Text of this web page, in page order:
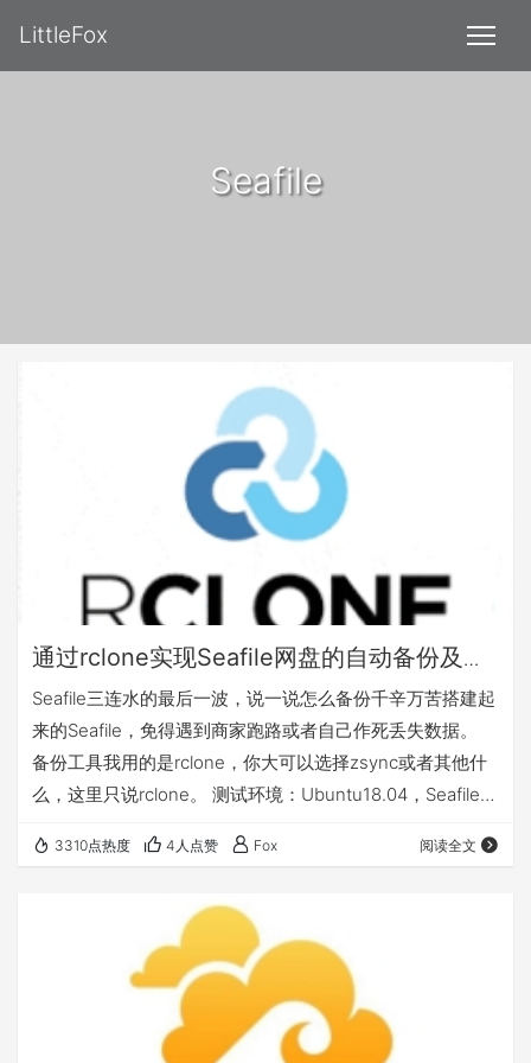
LittleFox
Seafile
通过rclone实现Seafile网盘的自动备份及恢
复
Seafile三连水的最后一波，说一说怎么备份千辛万苦搭建起
来的Seafile，免得遇到商家跑路或者自己作死丢失数据。
备份工具我用的是rclone，你大可以选择zsync或者其他什
么，这里只说rclone。 测试环境：Ubuntu18.04，Seafile
OneDrive授权码必须通过浏览器获取，所以需要一台可以
rclone客户端：https://rclone.org…
3310点热度 4人点赞 Fox 阅读全文